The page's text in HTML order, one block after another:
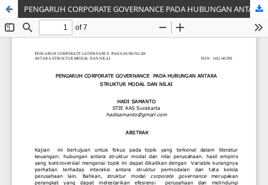
PENGARUH CORPORATE GOVERNANCE PADA HUBUNGAN ANTARA STRUKTUR MODAL DAN NILAI